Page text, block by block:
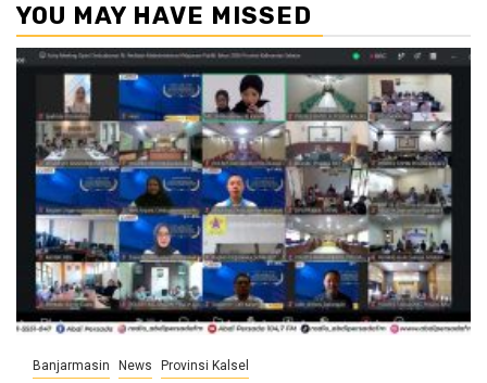
YOU MAY HAVE MISSED
Banjarmasin News Provinsi Kalsel